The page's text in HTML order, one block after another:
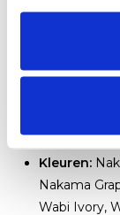
rust als
Materiaal:
Toepassing:
Kleuren:
Nakama
Wabi Ivory,